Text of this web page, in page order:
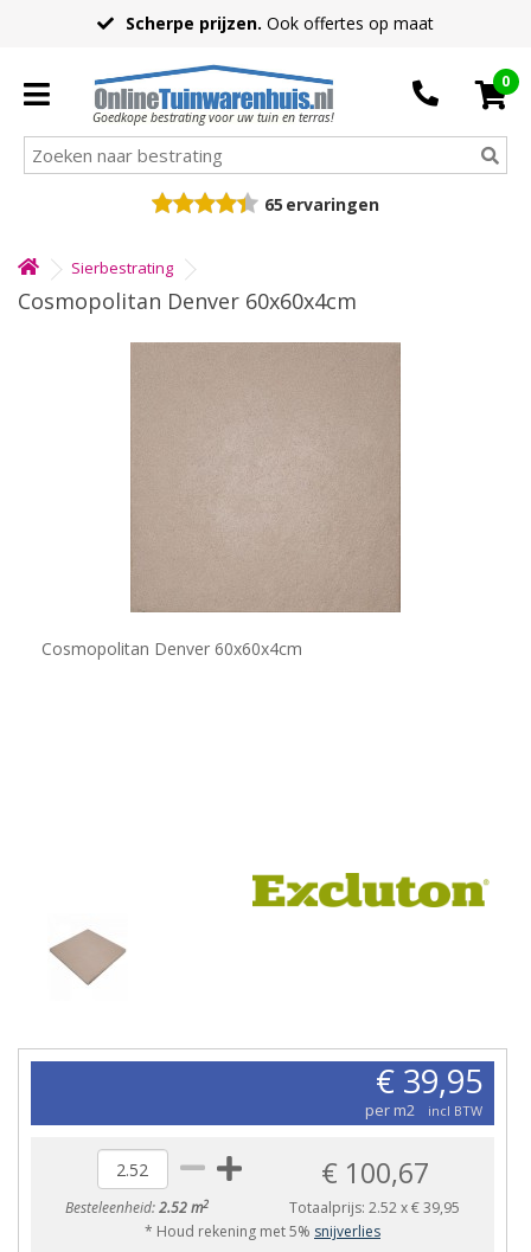
Scherpe prijzen. Ook offertes op maat
Goedkope bestrating voor uw tuin en terras!
0
65 ervaringen
Sierbestrating
Cosmopolitan Denver 60x60x4cm
Cosmopolitan Denver 60x60x4cm
€ 39,95
per m2 incl BTW
Besteleenheid:2.52 m2
€ 100,67
Totaalprijs:2.52x€ 39,95
* Houd rekening met 5% snijverlies